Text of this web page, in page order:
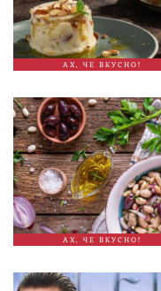
АХ, ЧЕ ВКУСНО!
АХ, ЧЕ ВКУСНО!